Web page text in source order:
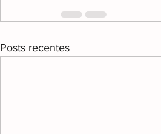
Posts recentes